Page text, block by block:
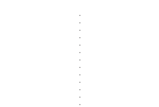
.
.
.
.
.
.
.
.
.
.
.
.
.